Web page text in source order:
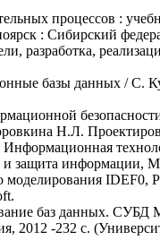
процессов :
: Сибирский
разработка,
базы данных /
Н.Л.
и защита информации,
IDEF0,
баз данных. СУБД
2012 -232 с.